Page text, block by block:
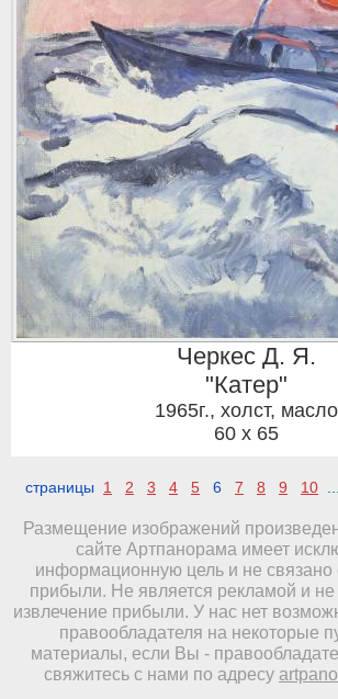
Черкес Д. Я.
"Катер"
1965г., холст, масло
60 x 65
страницы 1 2 3 4 5 6 7 8 9 10
Размещение изображений
сайте Артпанорама имеет
информационную цель и не связано
прибыли. Не является рекламой и
извлечение прибыли. У нас нет
правообладателя на некоторые
материалы, если Вы -
свяжитесь с нами по адресу